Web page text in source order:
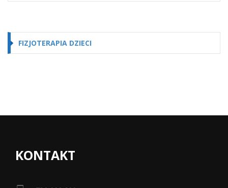
FIZJOTERAPIA DZIECI
KONTAKT